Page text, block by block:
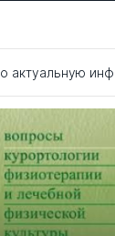
актуальную